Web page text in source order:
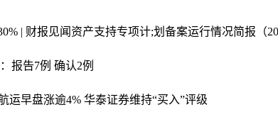
| 财报见闻 资产支持专项计;划备案运行情况简报（
报告7例 确认2例
运早盘涨逾4% 华泰证券维持“买入”评级